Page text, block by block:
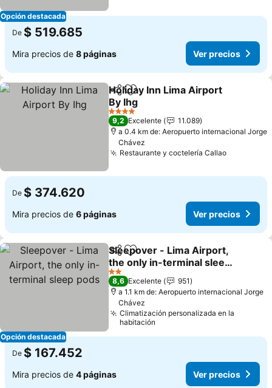
Opción destacada
De $ 519.685
Mira precios de 8 páginas Ver precios
CompartirAgregar a favoritos
Holiday Inn Lima Airport
By Ihg
4 Estrellas
9,2 Excelente
11.089
a 0.4 km de: Aeropuerto internacional Jorge
Chávez
Restaurante y coctelería Callao
De $ 374.620
Mira precios de 6 páginas Ver precios
Opción destacada
CompartirAgregar a favoritos
Sleepover - Lima Airport,
the only in-terminal sleep
pods
2 Estrellas
8,6 Excelente
951
a 1.1 km de: Aeropuerto internacional Jorge
Chávez
Climatización personalizada en la
habitación
De $ 167.452
Mira precios de 4 páginas Ver precios